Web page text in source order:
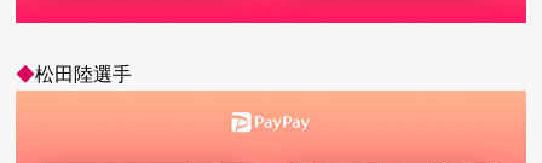
◆松田陸選手